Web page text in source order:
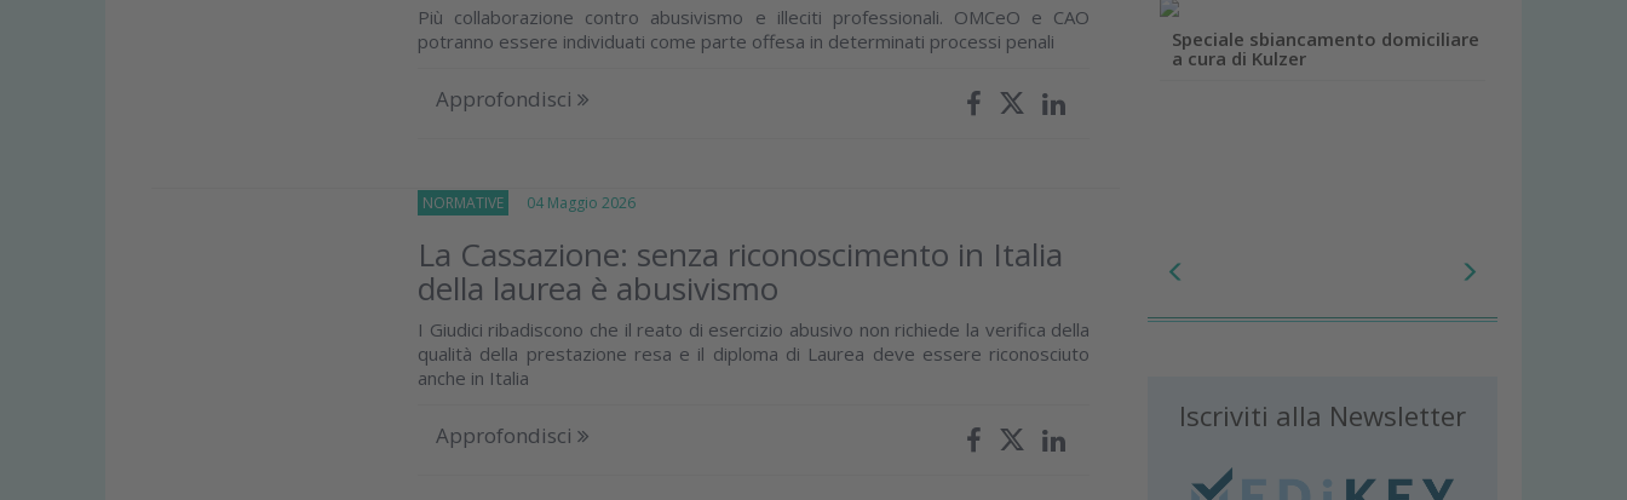
Più collaborazione contro abusivismo e illeciti professionali. OMCeO e CAO
potranno essere individuati come parte offesa in determinati processi penali
Approfondisci
NORMATIVE 04 Maggio 2026
La Cassazione: senza riconoscimento in Italia
della laurea è abusivismo
I Giudici ribadiscono che il reato di esercizio abusivo non richiede la verifica della
qualità della prestazione resa e il diploma di Laurea deve essere riconosciuto
anche in Italia
Approfondisci
Speciale sbiancamento domiciliare
a cura di Kulzer
Iscriviti alla Newsletter